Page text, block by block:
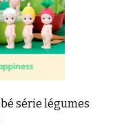
série légumes